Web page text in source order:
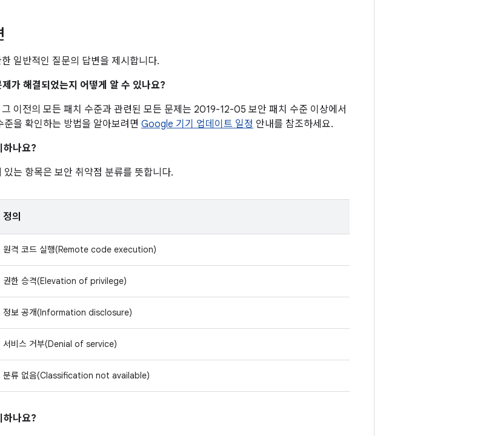
일반적인 질문의 답변을 제시합니다.
가 해결되었는지 어떻게 알 수 있나요?
이전의 모든 패치 수준과 관련된 모든 문제는 2019-12-05 보안 패치 수준 이상에서
을 확인하는 방법을 알아보려면 Google 기기 업데이트 일정 안내를 참조하세요.
하나요?
는 항목은 보안 취약점 분류를 뜻합니다.
정의
원격 코드 실행(Remote code execution)
권한 승격(Elevation of privilege)
정보 공개(Information disclosure)
서비스 거부(Denial of service)
분류 없음(Classification not available)
하나요?